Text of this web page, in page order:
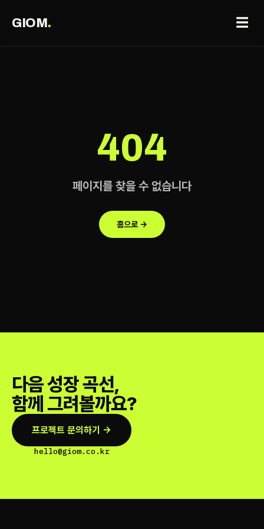
GIOM. ☰
404
페이지를 찾을 수 없습니다
홈으로 →
다음 성장 곡선,
함께 그려볼까요?
프로젝트 문의하기 →
hello@giom.co.kr